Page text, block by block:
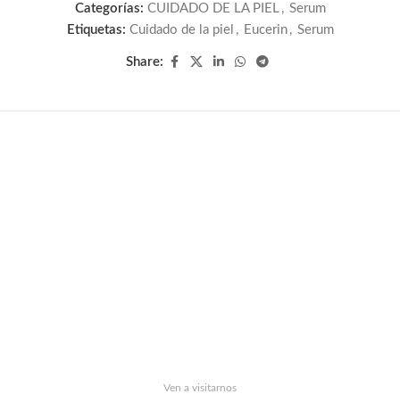
Categorías: CUIDADO DE LA PIEL , Serum
Etiquetas: Cuidado de la piel , Eucerin , Serum
Share:
Ven a visitarnos